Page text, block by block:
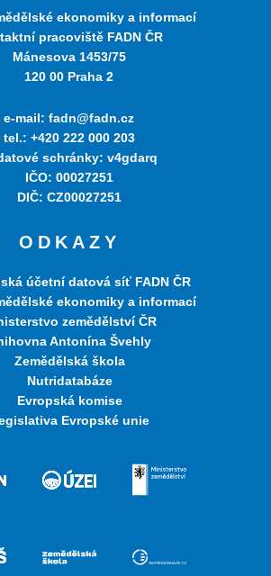
ekonomiky a informací
pracoviště FADN ČR
Mánesova 1453/75
120 00 Praha 2
e-mail: fadn@fadn.cz
tel.: +420 222 000 203
datové schránky: v4gdarq
IČO: 00027251
DIČ: CZ00027251
ODKAZY
účetní datová síť FADN ČR
ekonomiky a informací
zemědělství ČR
Antonína Švehly
Zemědělská škola
Nutridatabáze
Evropská komise
Evropské unie